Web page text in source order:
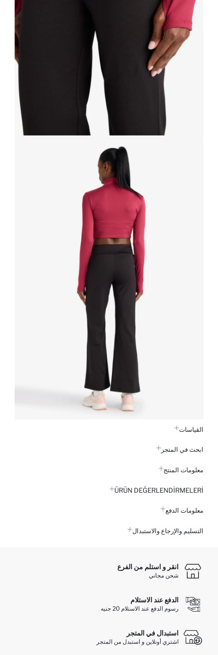
القياسات
ابحث في المتجر
معلومات المنتج
ÜRÜN DEĞERLENDİRMELERİ
معلومات الدفع
التسليم والإرجاع والاستبدال
انقر و استلم من الفرع
شحن مجاني
الدفع عند الاستلام
رسوم الدفع عند الاستلام 20 جنيه
استبدال في المتجر
اشتري أونلاين و استبدل من المتجر